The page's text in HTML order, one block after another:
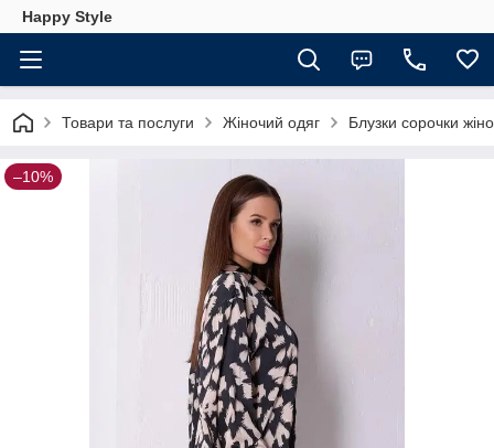
Happy Style
Товари та послуги Жіночий одяг Блузки сорочки
–10%